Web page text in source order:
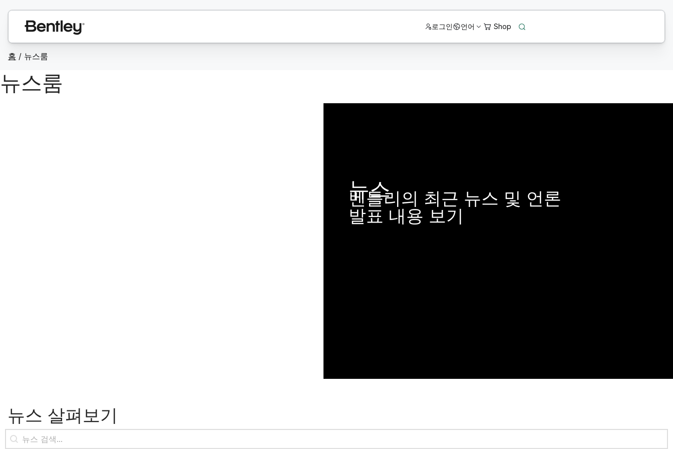
로그인 언어
홈 / 뉴스룸
뉴스룸
뉴스
벤틀리의 최근 뉴스 및 언론
발표 내용 보기
뉴스 살펴보기
뉴스 검색
콘텐츠 검색